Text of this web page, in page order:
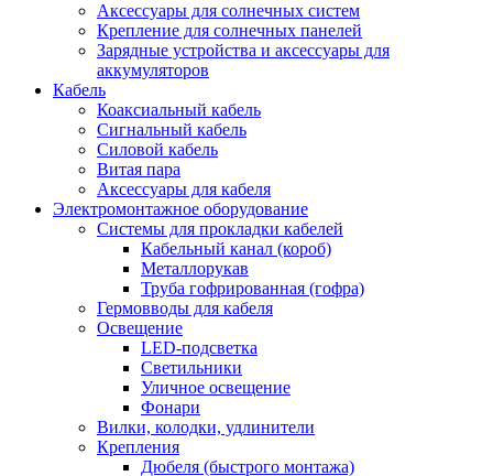
Аксессуары для солнечных систем
Крепление для солнечных панелей
Зарядные устройства и аксессуары для
аккумуляторов
Кабель
Коаксиальный кабель
Сигнальный кабель
Силовой кабель
Витая пара
Аксессуары для кабеля
Электромонтажное оборудование
Системы для прокладки кабелей
Кабельный канал (короб)
Металлорукав
Труба гофрированная (гофра)
Гермовводы для кабеля
Освещение
LED-подсветка
Светильники
Уличное освещение
Фонари
Вилки, колодки, удлинители
Крепления
Дюбеля (быстрого монтажа)